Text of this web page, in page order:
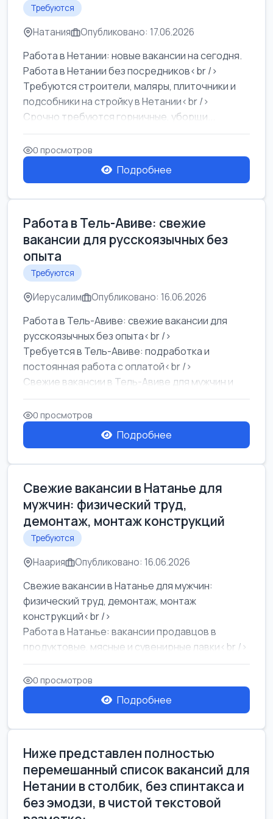
Требуются
Натания Опубликовано: 17.06.2026
Работа в Нетании: новые вакансии на сегодня.
Работа в Нетании без посредников<br />
Требуются строители, маляры, плиточники и
подсобники на стройку в Нетании<br />
Срочно требуются горничные, уборщи...
0 просмотров
Подробнее
Работа в Тель-Авиве: свежие
вакансии для русскоязычных без
опыта
Требуются
Иерусалим Опубликовано: 16.06.2026
Работа в Тель-Авиве: свежие вакансии для
русскоязычных без опыта<br />
Требуется в Тель-Авиве: подработка и
постоянная работа с оплатой<br />
Свежие вакансии в Тель-Авиве для мужчин и
женщин от хозя...
0 просмотров
Подробнее
Свежие вакансии в Натанье для
мужчин: физический труд,
демонтаж, монтаж конструкций
Требуются
Наария Опубликовано: 16.06.2026
Свежие вакансии в Натанье для мужчин:
физический труд, демонтаж, монтаж
конструкций<br />
Работа в Натанье: вакансии продавцов в
продуктовые, мясные и сувенирные лавки<br />
Разнорабочий на сборку м...
0 просмотров
Подробнее
Ниже представлен полностью
перемешанный список вакансий для
Нетании в столбик, без спинтакса и
без эмодзи, в чистой текстовой